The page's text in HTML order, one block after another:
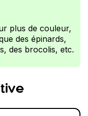
plus de couleur,
des épinards,
des brocolis, etc.